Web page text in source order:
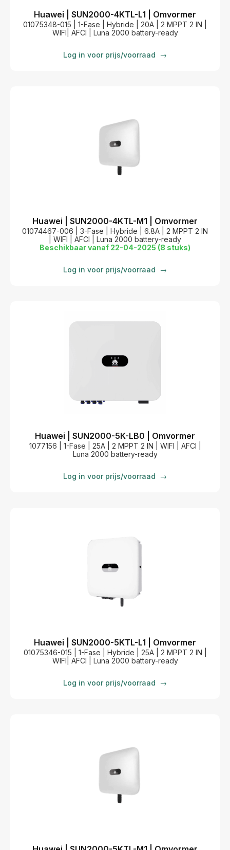
Huawei | SUN2000-4KTL-L1 | Omvormer
01075348-015 | 1-Fase | Hybride | 20A | 2 MPPT 2 IN |
WIFI| AFCI | Luna 2000 battery-ready
Log in voor prijs/voorraad →
Huawei | SUN2000-4KTL-M1 | Omvormer
01074467-006 | 3-Fase | Hybride | 6.8A | 2 MPPT 2 IN
| WIFI | AFCI | Luna 2000 battery-ready
Beschikbaar vanaf 22-04-2025 (8 stuks)
Log in voor prijs/voorraad →
Huawei | SUN2000-5K-LB0 | Omvormer
1077156 | 1-Fase | 25A | 2 MPPT 2 IN | WIFI | AFCI |
Luna 2000 battery-ready
Log in voor prijs/voorraad →
Huawei | SUN2000-5KTL-L1 | Omvormer
01075346-015 | 1-Fase | Hybride | 25A | 2 MPPT 2 IN |
WIFI| AFCI | Luna 2000 battery-ready
Log in voor prijs/voorraad →